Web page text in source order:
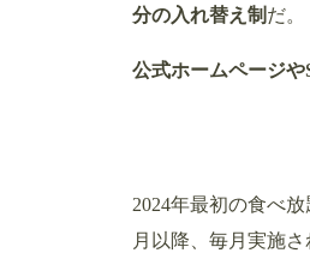
分の入れ替え制 だ。
公式ホームページ
2024年最初の食べ
月以降、毎月実施さ